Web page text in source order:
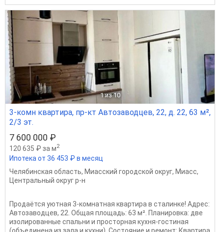
1 из 10
3-комн квартира, пр-кт Автозаводцев, 22, д. 22, 63 м²,
2/3 эт.
7 600 000 ₽
120 635 ₽ за м2
Ипотека от 36 453 ₽ в месяц
Челябинская область, Миасский городской округ, Миасс,
Центральный округ р-н
Продаётся уютная 3-комнатная квартира в сталинке! Адрес:
Автозаводцев, 22. Общая площадь: 63 м². Планировка: две
изолированные спальни и просторная кухня-гостиная
(объединена из зала и кухни). Состояние и ремонт: Квартира